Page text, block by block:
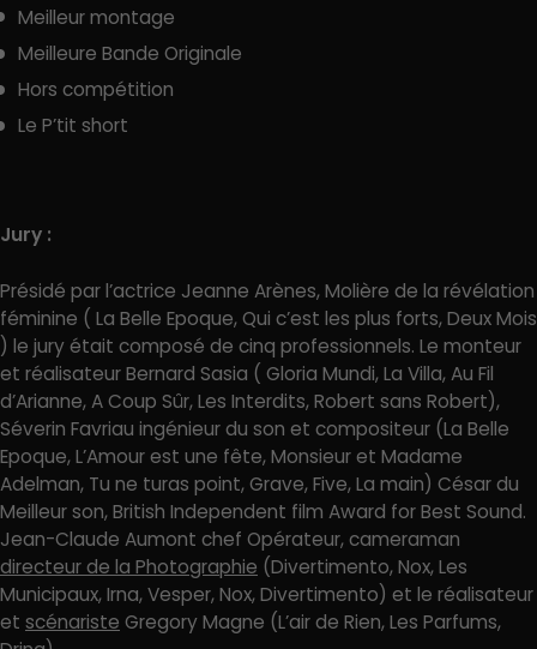
Meilleur montage
Meilleure Bande Originale
Hors compétition
Le P’tit short
Jury :
Présidé par l’actrice Jeanne Arènes, Molière de la révélation
féminine ( La Belle Epoque, Qui c’est les plus forts, Deux Mois
) le jury était composé de cinq professionnels. Le monteur
et réalisateur Bernard Sasia ( Gloria Mundi, La Villa, Au Fil
d’Arianne, A Coup Sûr, Les Interdits, Robert sans Robert),
Séverin Favriau ingénieur du son et compositeur (La Belle
Epoque, L’Amour est une fête, Monsieur et Madame
Adelman, Tu ne turas point, Grave, Five, La main) César du
Meilleur son, British Independent film Award for Best Sound.
Jean-Claude Aumont chef Opérateur, cameraman
directeur de la Photographie (Divertimento, Nox, Les
Municipaux, Irna, Vesper, Nox, Divertimento) et le réalisateur
et scénariste Gregory Magne (L’air de Rien, Les Parfums,